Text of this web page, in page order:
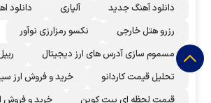
دانلود آهنگ جدید
آلپاری
دانلود
رزرو هتل خارجی
نکسو رمزارزی نوآور
مسموم سازی آدرس های ارز دیجیتال
تحلیل قیمت کاردانو
خرید و فروش ارز
قیمت لحظه ای بیت کوین
خرید و فروش